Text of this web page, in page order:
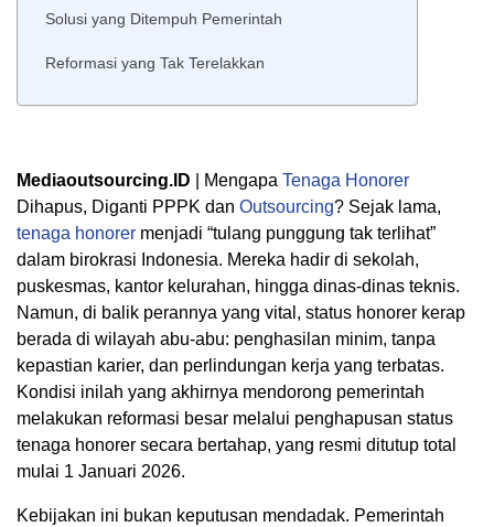
Solusi yang Ditempuh Pemerintah
Reformasi yang Tak Terelakkan
Mediaoutsourcing.ID | Mengapa Tenaga Honorer
Dihapus, Diganti PPPK dan Outsourcing? Sejak lama,
tenaga honorer menjadi “tulang punggung tak terlihat”
dalam birokrasi Indonesia. Mereka hadir di sekolah,
puskesmas, kantor kelurahan, hingga dinas-dinas teknis.
Namun, di balik perannya yang vital, status honorer kerap
berada di wilayah abu-abu: penghasilan minim, tanpa
kepastian karier, dan perlindungan kerja yang terbatas.
Kondisi inilah yang akhirnya mendorong pemerintah
melakukan reformasi besar melalui penghapusan status
tenaga honorer secara bertahap, yang resmi ditutup total
mulai 1 Januari 2026.
Kebijakan ini bukan keputusan mendadak. Pemerintah